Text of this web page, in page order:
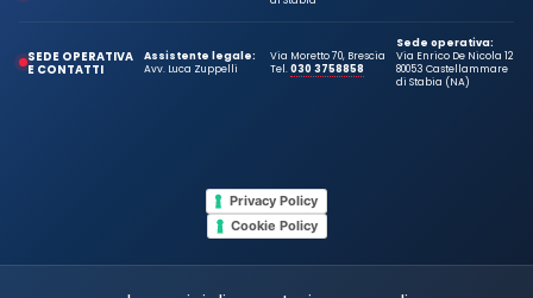
SEDE OPERATIVA
E CONTATTI
Assistente legale:
Avv. Luca Zuppelli
Via Moretto 70, Brescia
Tel.030 3758858
Sede operativa:
Via Enrico De Nicola 12
80053 Castellammare
di Stabia (NA)
Privacy Policy
Cookie Policy